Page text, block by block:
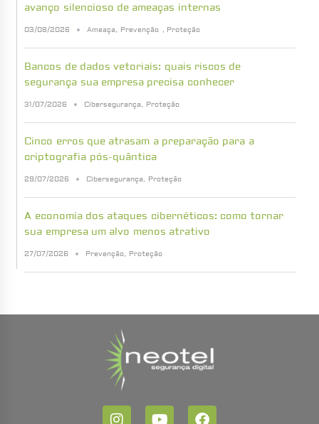
avanço silencioso de ameaças internas
03/08/2026 Ameaça, Prevenção , Proteção
Bancos de dados vetoriais: quais riscos de
segurança sua empresa precisa conhecer
31/07/2026 Cibersegurança, Proteção
Cinco erros que atrasam a preparação para a
criptografia pós-quântica
29/07/2026 Cibersegurança, Proteção
A economia dos ataques cibernéticos: como tornar
sua empresa um alvo menos atrativo
27/07/2026 Prevenção, Proteção